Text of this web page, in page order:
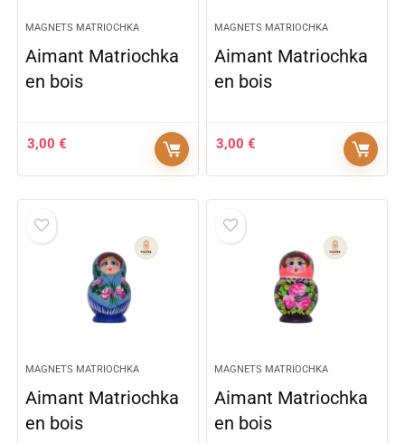
MAGNETS MATRIOCHKA
Aimant Matriochka
en bois
3,00€
MAGNETS MATRIOCHKA
Aimant Matriochka
en bois
3,00€
MAGNETS MATRIOCHKA
Aimant Matriochka
en bois
MAGNETS MATRIOCHKA
Aimant Matriochka
en bois